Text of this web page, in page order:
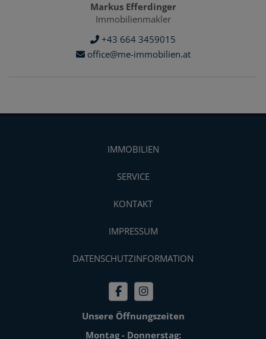
Markus Efferdinger
Immobilienmakler
+43 664 3459015
office@me-immobilien.at
IMMOBILIEN
SERVICE
KONTAKT
IMPRESSUM
DATENSCHUTZINFORMATION
Unsere Öffnungszeiten
Montag - Donnerstag: